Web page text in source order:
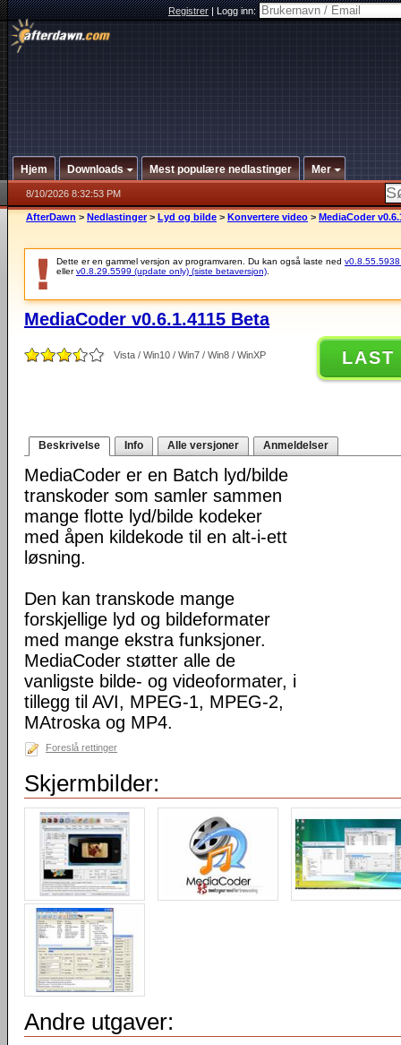
Registrer|Logg inn:
Hjem Downloads Mest populære nedlastinger Mer
8/10/2026 8:32:53 PM
AfterDawn > Nedlastinger > Lyd og bilde > Konvertere video > MediaCoder
Dette er en gammel versjon av programvaren. Du kan også laste ned v0.8.55.5938
ellerv0.8.29.5599 (update only) (siste betaversjon)
MediaCoder v0.6.1.4115 Beta
Vista / Win10 / Win7 / Win8 / WinXP LAST
Beskrivelse Info Alle versjoner Anmeldelser
MediaCoder er en Batch lyd/bilde
transkoder som samler sammen
mange flotte lyd/bilde kodeker
med åpen kildekode til en alt-i-ett
løsning.
Den kan transkode mange
forskjellige lyd og bildeformater
med mange ekstra funksjoner.
MediaCoder støtter alle de
vanligste bilde- og videoformater, i
tillegg til AVI, MPEG-1, MPEG-2,
MAtroska og MP4.
Foreslå rettinger
Skjermbilder:
Andre utgaver: